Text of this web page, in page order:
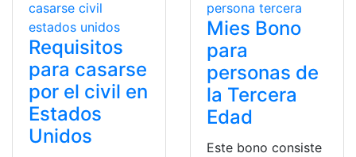
Requisitos
para casarse
por el civil en
Estados
Unidos
Mies Bono
para
personas de
la Tercera
Edad
Este bono consiste